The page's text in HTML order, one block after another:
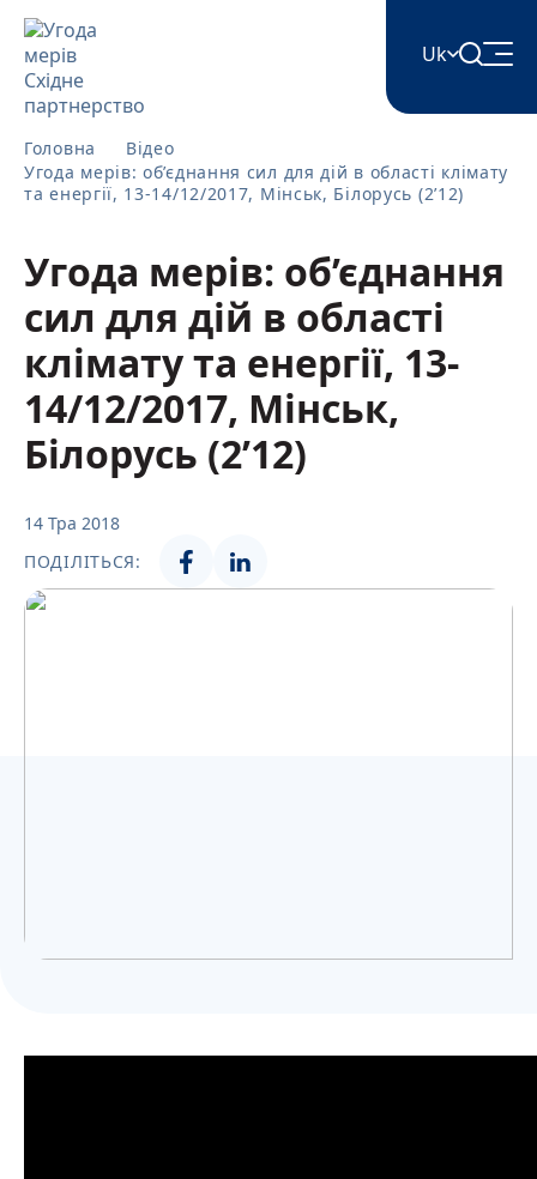
Uk
English
Azərbaycan
ქართული
Română
Українська
Головна
Відео
Угода мерів: об’єднання сил для дій в області клімату
та енергії, 13-14/12/2017, Мінськ, Білорусь (2’12)
Угода мерів: об’єднання
сил для дій в області
клімату та енергії, 13-
14/12/2017, Мінськ,
Білорусь (2’12)
14 Тра 2018
ПОДІЛІТЬСЯ: